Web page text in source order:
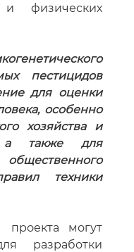
и физических
пестицидов
для оценки
особенно
хозяйства и
а также для
техники
проекта могут
разработки